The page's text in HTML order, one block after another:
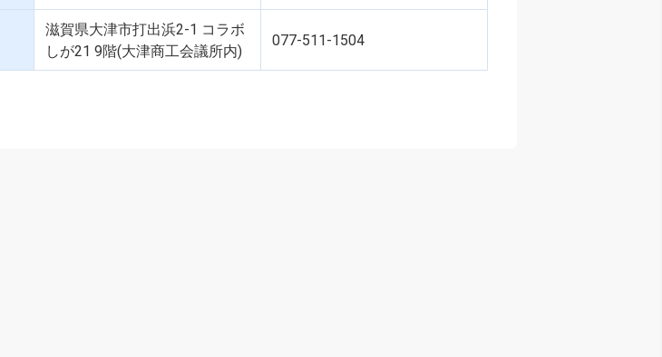
滋賀県大津市打出浜2-1 コラボ
しが21 9階(大津商工会議所内)
077-511-1504